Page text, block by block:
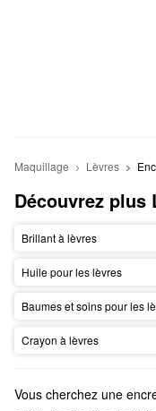
Maquillage Lèvres
Découvrez plus
Brillant à lèvres
Huile pour les lèvres
Baumes et soins pour les
Crayon à lèvres
Vous cherchez une